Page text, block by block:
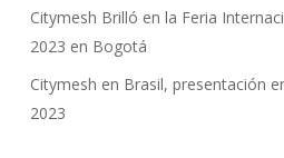
Citymesh Brilló en la Feria
2023 en Bogotá
Citymesh en Brasil, presentación
2023